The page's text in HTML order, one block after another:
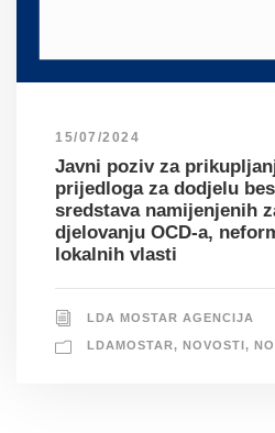
15/07/2024
Javni poziv za
prijedloga za dodjelu
sredstava namijenjenih
djelovanju OCD-a,
lokalnih vlasti
LDA MOSTAR AGENCIJA
LDAMOSTAR, NOVOSTI ,